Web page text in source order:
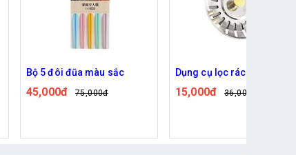
Dụng cụ lọc rác bồn rửa
15,000đ 36,000đ
Dụng cụ treo màng bọc
tường tiện dụng